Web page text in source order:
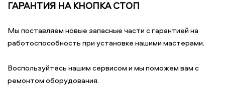
ГАРАНТИЯ НА КНОПКА СТОП
Мы поставляем новые запасные части с гарантией на
работоспособность при установке нашими мастерами.
Воспользуйтесь нашим сервисом и мы поможем вам с
ремонтом оборудования.